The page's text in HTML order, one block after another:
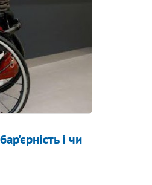
і чи